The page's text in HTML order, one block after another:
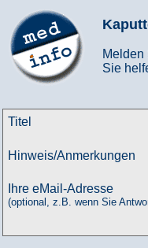
Melden
Sie
Titel
Hinweis/Anmerkungen
Ihre eMail-Adresse
(optional, z.B. wenn Sie